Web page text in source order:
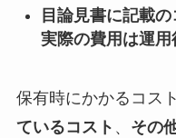
目論見書に記載
実際の費用は運
保有時にかかるコス
ているコスト 、 その